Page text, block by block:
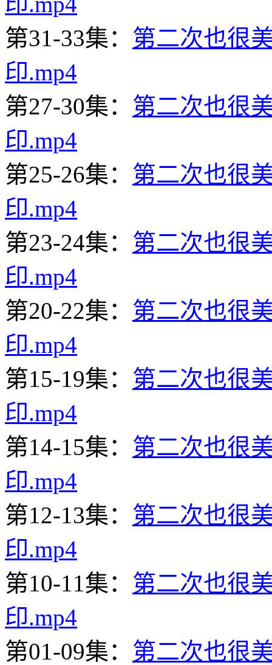
第31-33集： 第二次也很
印.mp4
第27-30集： 第二次也很
印.mp4
第25-26集： 第二次也很
印.mp4
第23-24集： 第二次也很
印.mp4
第20-22集： 第二次也很
印.mp4
第15-19集： 第二次也很
印.mp4
第14-15集： 第二次也很
印.mp4
第12-13集： 第二次也很
印.mp4
第10-11集： 第二次也很
印.mp4
第01-09集： 第二次也很